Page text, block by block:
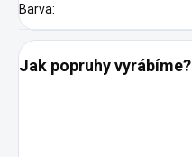
Barva:
Jak popruhy vyrábíme?